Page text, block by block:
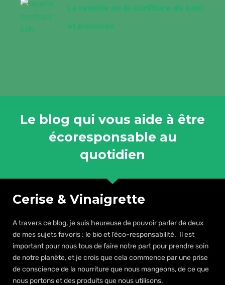
La recette de la Confiture de kaki
et pommes
Le blog qui vous aide à être
écoresponsable au
quotidien
Cerise & Vinaigrette
A travers ce blog, je suis heureuse de pouvoir parler de deux
de mes sujets favoris : le bio et l’éco-responsabilité. Il est
important pour nous tous de faire notre part pour prendre soin
de notre planète, et je crois que cela commence par une prise
de conscience de la nourriture que nous mangeons, de ce que
nous portons et des produits que nous utilisons.